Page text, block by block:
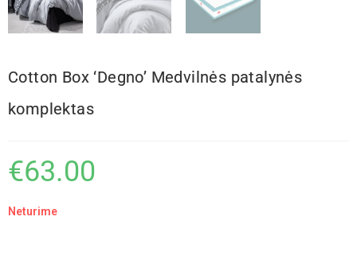
Cotton Box ‘Degno’ Medvilnės patalynės
komplektas
€63.00
Neturime